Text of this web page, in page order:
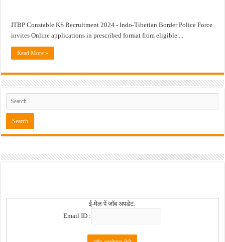
ITBP Constable KS Recruitment 2024 - Indo-Tibetian Border Police Force
invites Online applications in prescribed format from eligible....
Read More »
ई-मेल पें जॉब अपडेट:
Email ID :